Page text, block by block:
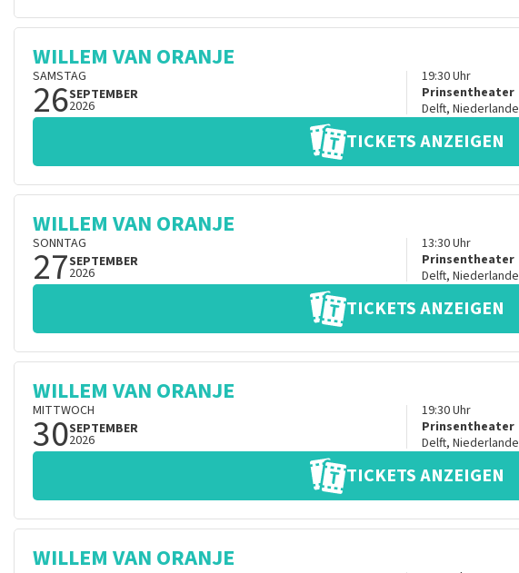
WILLEM VAN ORANJE
SAMSTAG
26SEPTEMBER
2026
19:30Uhr
Prinsentheater
Delft, Niederlande
TICKETS ANZEIGEN
WILLEM VAN ORANJE
SONNTAG
27SEPTEMBER
2026
13:30Uhr
Prinsentheater
Delft, Niederlande
TICKETS ANZEIGEN
WILLEM VAN ORANJE
MITTWOCH
30SEPTEMBER
2026
19:30Uhr
Prinsentheater
Delft, Niederlande
TICKETS ANZEIGEN
WILLEM VAN ORANJE